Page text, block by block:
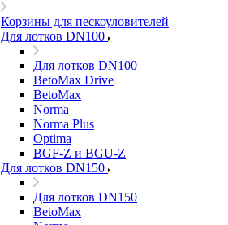
Корзины для пескоуловителей
Для лотков DN100
Для лотков DN100
BetoMax Drive
BetoMax
Norma
Norma Plus
Optima
BGF-Z и BGU-Z
Для лотков DN150
Для лотков DN150
BetoMax